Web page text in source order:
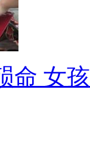
机内分
蟹，同
活螃蟹的
长期食
命 女